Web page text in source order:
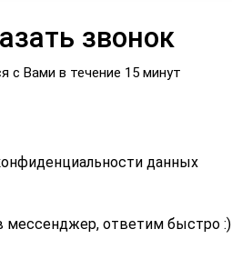
звонок
с Вами в течение 15 минут
данных
мессенджер, ответим быстро :)